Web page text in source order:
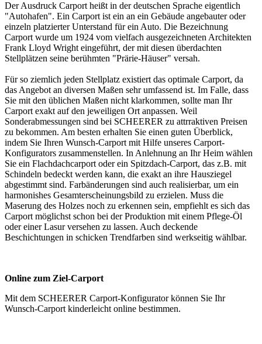
Der Ausdruck Carport heißt in der deutschen Sprache eigentlich
"Autohafen". Ein Carport ist ein an ein Gebäude angebauter oder
einzeln platzierter Unterstand für ein Auto. Die Bezeichnung
Carport wurde um 1924 vom vielfach ausgezeichneten Architekten
Frank Lloyd Wright eingeführt, der mit diesen überdachten
Stellplätzen seine berühmten "Prärie-Häuser" versah.
Für so ziemlich jeden Stellplatz existiert das optimale Carport, da
das Angebot an diversen Maßen sehr umfassend ist. Im Falle, dass
Sie mit den üblichen Maßen nicht klarkommen, sollte man Ihr
Carport exakt auf den jeweiligen Ort anpassen. Weil
Sonderabmessungen sind bei SCHEERER zu attrraktiven Preisen
zu bekommen. Am besten erhalten Sie einen guten Überblick,
indem Sie Ihren Wunsch-Carport mit Hilfe unseres Carport-
Konfigurators zusammenstellen. In Anlehnung an Ihr Heim wählen
Sie ein Flachdachcarport oder ein Spitzdach-Carport, das z.B. mit
Schindeln bedeckt werden kann, die exakt an ihre Hausziegel
abgestimmt sind. Farbänderungen sind auch realisierbar, um ein
harmonishes Gesamterscheinungsbild zu erzielen. Muss die
Maserung des Holzes noch zu erkennen sein, empfiehlt es sich das
Carport möglichst schon bei der Produktion mit einem Pflege-Öl
oder einer Lasur versehen zu lassen. Auch deckende
Beschichtungen in schicken Trendfarben sind werkseitig wählbar.
Online zum Ziel-Carport
Mit dem SCHEERER Carport-Konfiguratorkönnen Sie Ihr
Wunsch-Carport kinderleicht online bestimmen.